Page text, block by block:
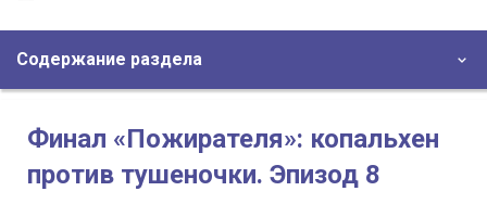
Содержание раздела
Финал «Пожирателя»: копальхен
против тушеночки. Эпизод 8